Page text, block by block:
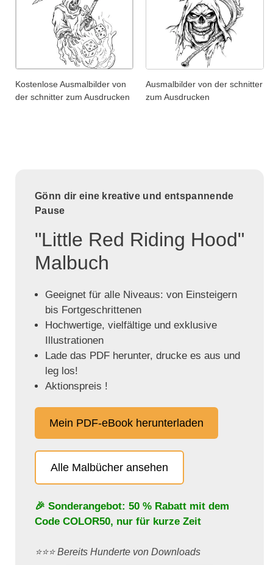
Kostenlose Ausmalbilder von
der schnitter zum Ausdrucken
Ausmalbilder von der schnitter
zum Ausdrucken
Gönn dir eine kreative und entspannende
Pause
"Little Red Riding Hood"
Malbuch
Geeignet für alle Niveaus: von Einsteigern
bis Fortgeschrittenen
Hochwertige, vielfältige und exklusive
Illustrationen
Lade das PDF herunter, drucke es aus und
leg los!
Aktionspreis !
Mein PDF-eBook herunterladen
Alle Malbücher ansehen
🎉 Sonderangebot: 50 % Rabatt mit dem
Code COLOR50, nur für kurze Zeit
⭐️⭐️⭐️ Bereits Hunderte von Downloads